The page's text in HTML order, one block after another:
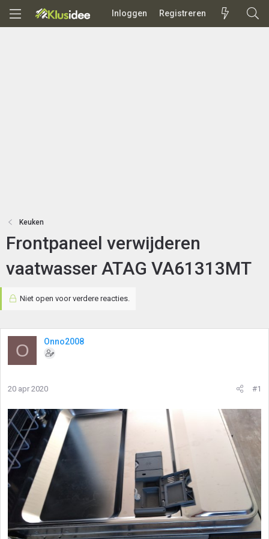
Inloggen Registreren
Keuken
Frontpaneel verwijderen
vaatwasser ATAG VA61313MT
Niet open voor verdere reacties.
O Onno2008
20 apr 2020 #1